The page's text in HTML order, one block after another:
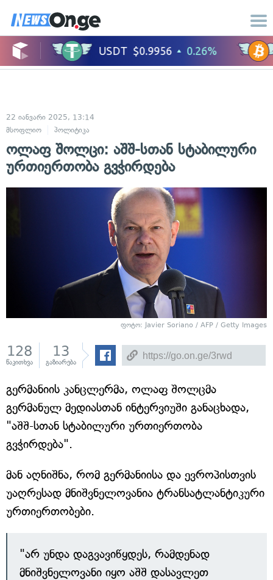
22 იანვარი 2025, 13:14
მსოფლიო
პოლიტიკა
ოლაფ შოლცი: აშშ-სთან სტაბილური
ურთიერთობა გვჭირდება
ფოტო: Javier Soriano / AFP / Getty Images
128
წაკითხვა
13
გაზიარება
გერმანიის კანცლერმა, ოლაფ შოლცმა
გერმანულ მედიასთან ინტერვიუში განაცხადა,
"აშშ-სთან სტაბილური ურთიერთობა
გვჭირდება".
მან აღნიშნა, რომ გერმანიისა და ევროპისთვის
უაღრესად მნიშვნელოვანია ტრანსატლანტიკური
ურთიერთობები.
"არ უნდა დაგვავიწყდეს, რამდენად
მნიშვნელოვანი იყო აშშ დასავლეთ